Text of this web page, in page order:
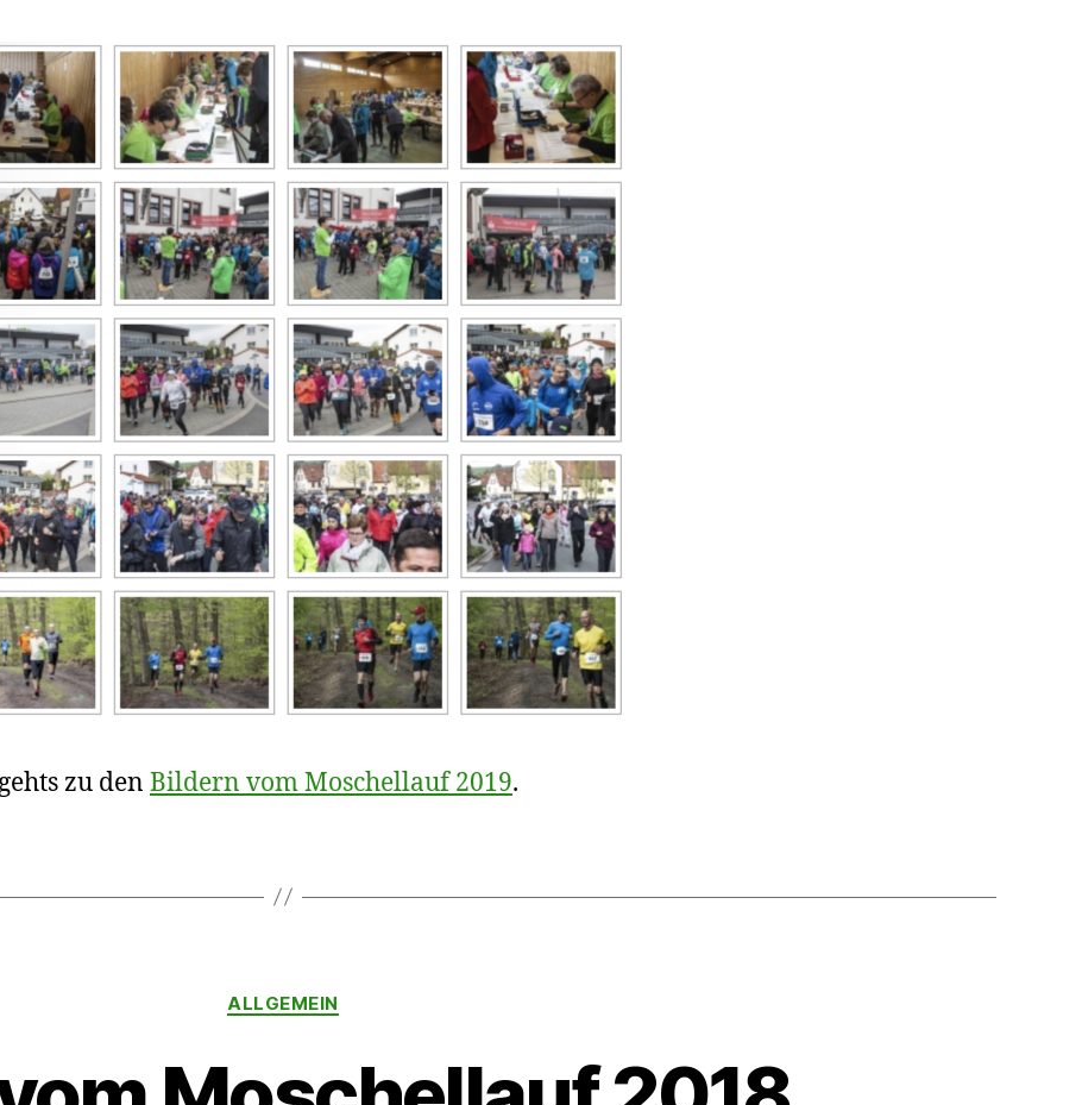
gehts zu den Bildern vom Moschellauf 2019.
Kategorien
ALLGEMEIN